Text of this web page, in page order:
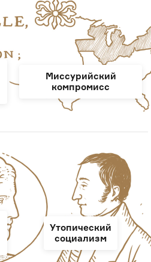
Миссурийский
компромисс
Утопический
социализм